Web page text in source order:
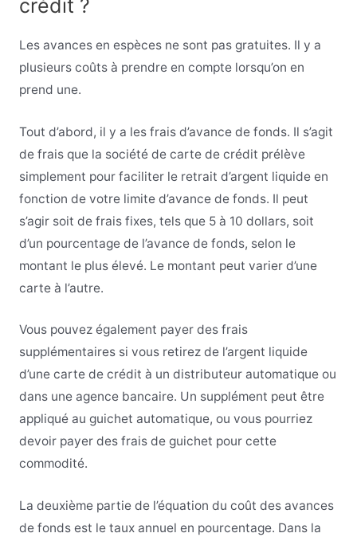
crédit ?
Les avances en espèces ne sont pas gratuites. Il y a
plusieurs coûts à prendre en compte lorsqu’on en
prend une.
Tout d’abord, il y a les frais d’avance de fonds. Il s’agit
de frais que la société de carte de crédit prélève
simplement pour faciliter le retrait d’argent liquide en
fonction de votre limite d’avance de fonds. Il peut
s’agir soit de frais fixes, tels que 5 à 10 dollars, soit
d’un pourcentage de l’avance de fonds, selon le
montant le plus élevé. Le montant peut varier d’une
carte à l’autre.
Vous pouvez également payer des frais
supplémentaires si vous retirez de l’argent liquide
d’une carte de crédit à un distributeur automatique ou
dans une agence bancaire. Un supplément peut être
appliqué au guichet automatique, ou vous pourriez
devoir payer des frais de guichet pour cette
commodité.
La deuxième partie de l’équation du coût des avances
de fonds est le taux annuel en pourcentage. Dans la